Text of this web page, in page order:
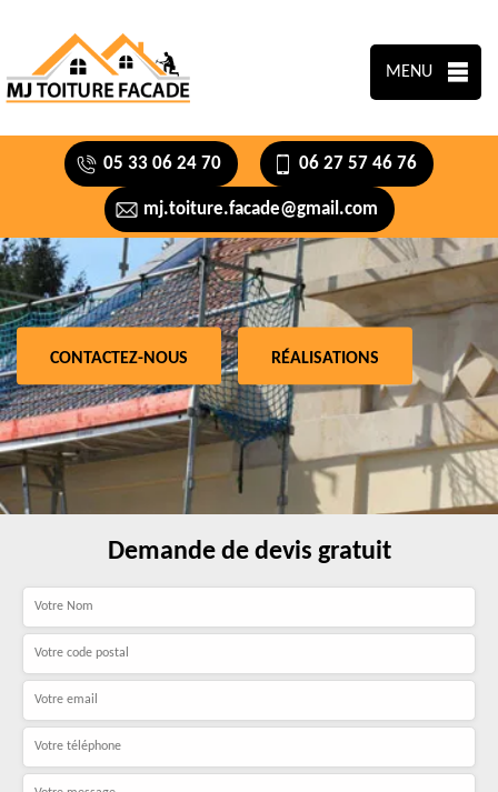
MENU
05 33 06 24 70 06 27 57 46 76
mj.toiture.facade@gmail.com
CONTACTEZ-NOUS RÉALISATIONS
Demande de devis gratuit